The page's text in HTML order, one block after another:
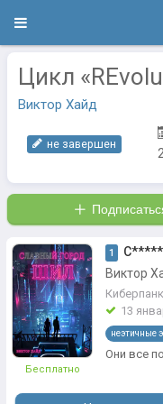
Цикл
Виктор Хайд
не завершен
Бесплатно
1
Виктор
Киберпанк
13
неэтичные
Они все